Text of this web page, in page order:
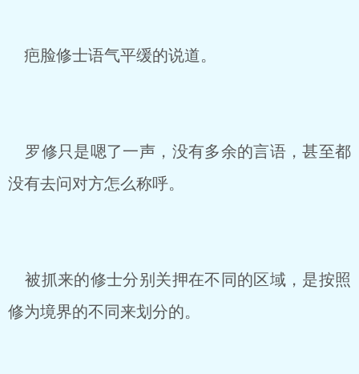
疤脸修士语气平缓的说道。
罗修只是嗯了一声，没有多余的言语，甚至都
没有去问对方怎么称呼。
被抓来的修士分别关押在不同的区域，是按照
修为境界的不同来划分的。